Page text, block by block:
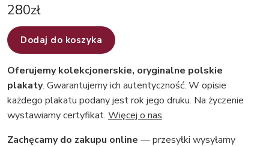
280zł
Dodaj do koszyka
Oferujemy kolekcjonerskie, oryginalne polskie
plakaty. Gwarantujemy ich autentyczność. W opisie
każdego plakatu podany jest rok jego druku. Na życzenie
wystawiamy certyfikat. Więcej o nas.
Zachęcamy do zakupu online — przesyłki wysyłamy